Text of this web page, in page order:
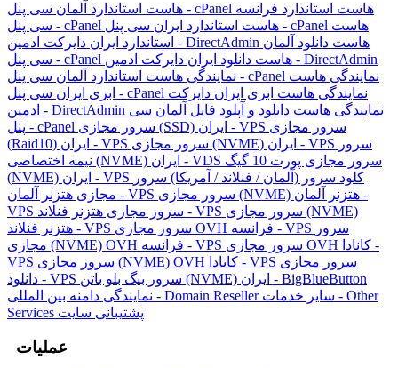
هاست استاندارد آلمان سی پنل - cPanel هاست استاندارد فرانسه
سی پنل - cPanel
هاست استاندارد ایران سی پنل - cPanel هاست
استاندارد ایران دایرکت ادمین - DirectAdmin هاست دانلود آلمان
سی پنل - cPanel
هاست دانلود ایران دایرکت ادمین - DirectAdmin
نمایندگی هاست استاندارد آلمان سی پنل - cPanel نمایندگی هاست
ابری ایران سی پنل - cPanel نمایندگی هاست ابری ایران دایرکت
ادمین - DirectAdmin نمایندگی هاست دانلود و آپلود فایل آلمان سی
پنل - cPanel
سرور مجازی (SSD) ایران - VPS سرور مجازی
(Raid10) ایران - VPS
سرور مجازی (NVME) ایران - VPS سرور
نیمه اختصاصی (NVME) ایران - VDS سرور مجازی پورت 10 گیگ
(NVME) ایران - VPS
کلود سرور (آلمان / فنلاند / آمریکا) سرور
مجازی هتزنر آلمان - VPS سرور مجازی (NVME) هتزنر آلمان -
VPS
سرور مجازی هتزنر فنلاند - VPS سرور مجازی (NVME)
هتزنر فنلاند - VPS
سرور مجازی OVH فرانسه - VPS سرور
مجازی (NVME) OVH فرانسه - VPS سرور مجازی OVH کانادا -
VPS
سرور مجازی (NVME) OVH کانادا - VPS سرور مجازی
دانلود - VPS
سرور بیگ بلو باتن (NVME) ایران - BigBlueButton
نمایندگی دامنه بین المللی - Domain Reseller سایر خدمات - Other
Services پشتیبانی سایت
عملیات